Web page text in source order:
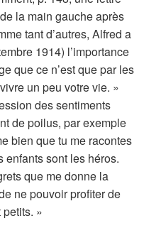
la main gauche après
tant d’autres, Alfred a
1914) l’importance
que ce n’est que par les
un peu votre vie. »
des sentiments
de poilus, par exemple
bien que tu me racontes
enfants sont les héros.
que me donne la
ne pouvoir profiter de
petits. »